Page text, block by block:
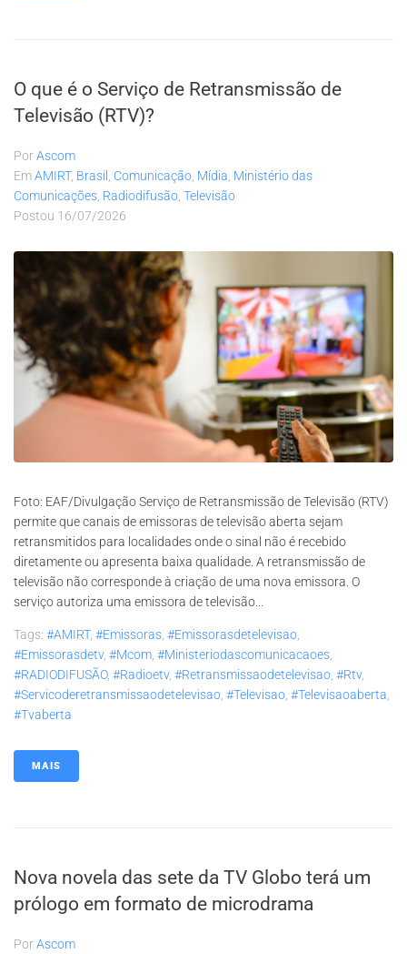
O que é o Serviço de Retransmissão de
Televisão (RTV)?
PorAscom
EmAMIRT, Brasil Comunicação Mídia Ministério das
Comunicações Radiodifusão Televisão
Postou 16/07/2026
Foto: EAF/Divulgação Serviço de Retransmissão de Televisão (RTV)
permite que canais de emissoras de televisão aberta sejam
retransmitidos para localidades onde o sinal não é recebido
diretamente ou apresenta baixa qualidade. A retransmissão de
televisão não corresponde à criação de uma nova emissora. O
serviço autoriza uma emissora de televisão...
Tags: #AMIRT, #emissoras, #emissorasdetelevisao,
#emissorasdetv, #mcom, #ministeriodascomunicacaoes,
#RADIODIFUSÃO, #radioetv, #retransmissaodetelevisao, #rtv,
#servicoderetransmissaodetelevisao, #televisao, #televisaoaberta,
#tvaberta
MAIS
Nova novela das sete da TV Globo terá um
prólogo em formato de microdrama
PorAscom